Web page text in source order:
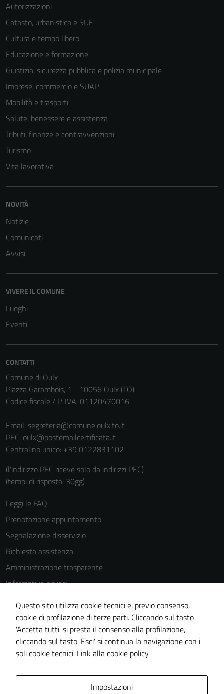
Autorizzazioni
Catasto, urbanistica e SUE
Cultura e tempo libero
Educazione e formazione
Giustizia, sicurezza pubblica e polizia municipale
Imprese, commercio e SUAP
Mobilità e trasporti
Salute, benessere e assistenza
Tributi, finanze e contravvenzioni
Turismo
Vita lavorativa
NOVITÀ
Notizie
Comunicati
Avvisi
VIVERE IL COMUNE
Luoghi
Eventi
CONTATTI
Comune di Oulx
Piazza Garambois, 1 - 10056 Oulx (TO)
Codice fiscale / P. IVA: 01120470016
Email: segreteria@comune.oulx.to.it
PEC: oulx@postemailcertificata.it
Centralino unico: +39 0122831102
(l'indirizzo PEC riceve solo da indirizzi PEC)
(tempi di risposta: 30gg)
Leggi le FAQ
Prenotazione appuntamento
Segnalazione disservizio
Richiesta assistenza
Amministrazione trasparente
Informativa privacy
Cookie Policy
Note legali
Dichiarazione di accessibilità
Piano di miglioramento del sito
Questo sito utilizza cookie tecnici e, previo consenso,
cookie di profilazione di terze parti. Cliccando sul tasto
'Accetta tutti' si presta il consenso alla profilazione,
cliccando sul tasto 'Esci' si continua la navigazione con i
soli cookie tecnici. Link alla cookie policy
Impostazioni